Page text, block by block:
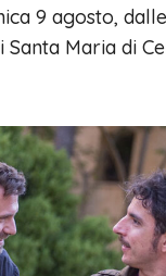
9 agosto,
Santa Maria di